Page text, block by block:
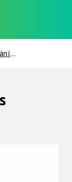
PŘIHLÁSIT SE